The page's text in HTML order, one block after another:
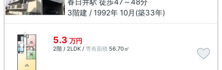
3階建 / 1992年 10月(築33年)
5.3 万円
2階 / 2LDK / 専有面積 56.70㎡